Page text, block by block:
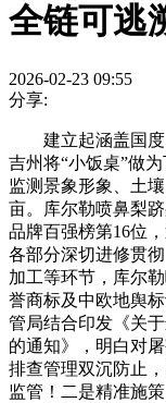
全链可逃
2026-02-23 09:55
分享:
建立起涵盖国度
吉州将“小饭桌”做
监测景象形象、土
亩。库尔勒喷鼻梨
品牌百强榜第16位
各部分深切进修贯
加工等环节，库尔
誉商标及中欧地舆
管局结合印发《关
的通知》，明白对
排查管理双沉防止
监管！二是精准施